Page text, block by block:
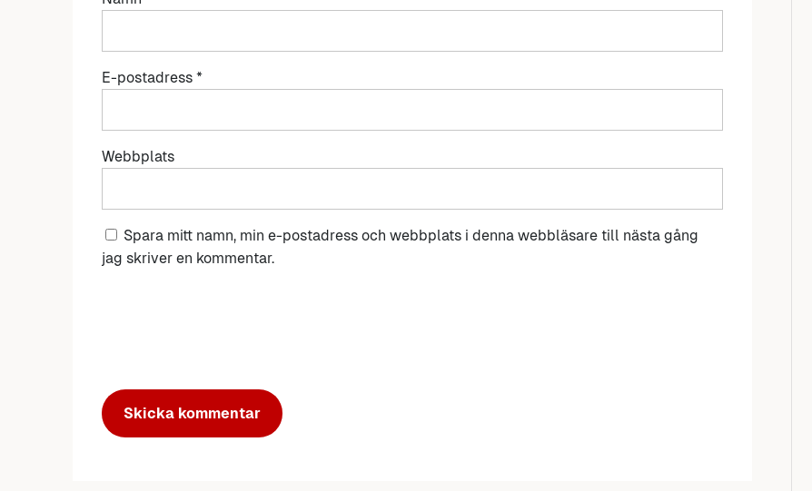
E-postadress *
Webbplats
Spara mitt namn, min e-postadress och webbplats i denna webbläsare till nästa gång
jag skriver en kommentar.